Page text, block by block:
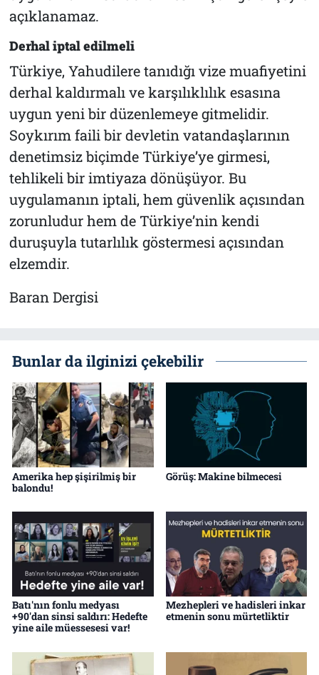
açıklanamaz.
Derhal iptal edilmeli
Türkiye, Yahudilere tanıdığı vize muafiyetini
derhal kaldırmalı ve karşılıklılık esasına
uygun yeni bir düzenlemeye gitmelidir.
Soykırım faili bir devletin vatandaşlarının
denetimsiz biçimde Türkiye’ye girmesi,
tehlikeli bir imtiyaza dönüşüyor. Bu
uygulamanın iptali, hem güvenlik açısından
zorunludur hem de Türkiye’nin kendi
duruşuyla tutarlılık göstermesi açısından
elzemdir.
Baran Dergisi
Bunlar da ilginizi çekebilir
Amerika hep şişirilmiş bir
balondu!
Görüş: Makine bilmecesi
Batı'nın fonlu medyası
+90'dan sinsi saldırı: Hedefte
yine aile müessesesi var!
Mezhepleri ve hadisleri inkar
etmenin sonu mürtetliktir